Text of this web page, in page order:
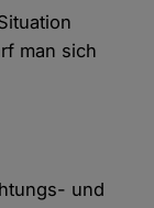
man sich
und